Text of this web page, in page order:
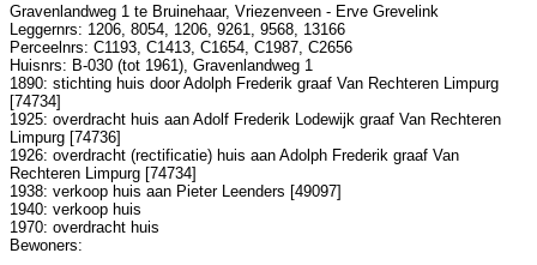
Gravenlandweg 1 te Bruinehaar, Vriezenveen - Erve Grevelink
Leggernrs: 1206, 8054, 1206, 9261, 9568, 13166
Perceelnrs: C1193, C1413, C1654, C1987, C2656
Huisnrs: B-030 (tot 1961), Gravenlandweg 1
1890: stichting huis door Adolph Frederik graaf Van Rechteren Limpurg
[74734]
1925: overdracht huis aan Adolf Frederik Lodewijk graaf Van Rechteren
Limpurg [74736]
1926: overdracht (rectificatie) huis aan Adolph Frederik graaf Van
Rechteren Limpurg [74734]
1938: verkoop huis aan Pieter Leenders [49097]
1940: verkoop huis
1970: overdracht huis
Bewoners: